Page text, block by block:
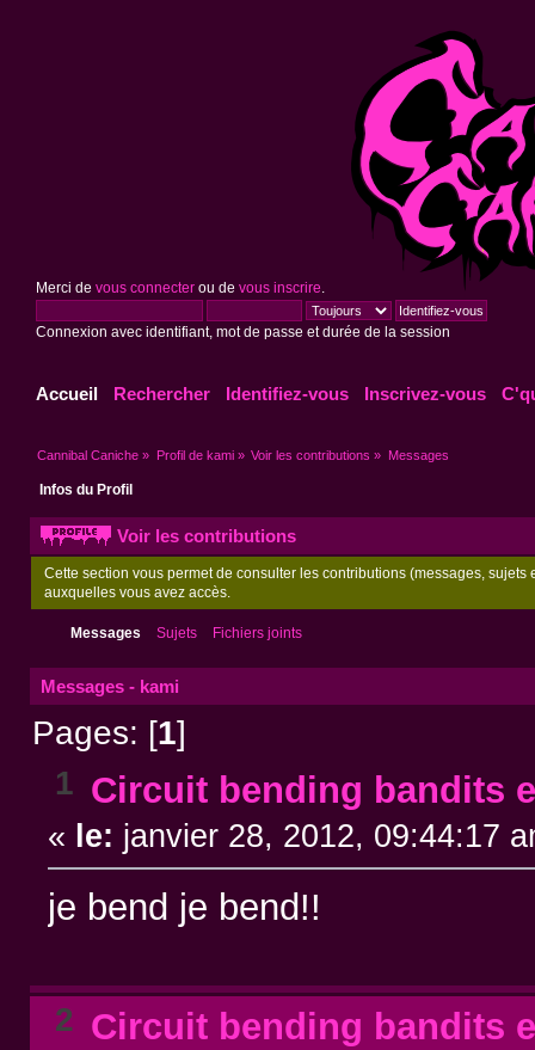
Merci de vous connecterou de vous inscrire
Connexion avec identifiant, mot de passe et durée de la session
Accueil Rechercher Identifiez-vous Inscrivez-vous
Cannibal Caniche » Profil de kami» Voir les contributions » Messages
Infos du Profil
Voir les contributions
Cette section vous permet de consulter les contributions (messages,
auxquelles vous avez accès.
Messages Sujets Fichiers joints
Messages - kami
Pages: [1]
1 Circuit bending bandits
« le: janvier 28, 2012, 09:44:17
je bend je bend!!
2 Circuit bending bandits